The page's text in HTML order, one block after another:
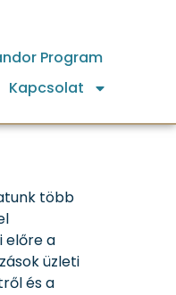
Program
Kapcsolat
több
előre a
üzleti
és a